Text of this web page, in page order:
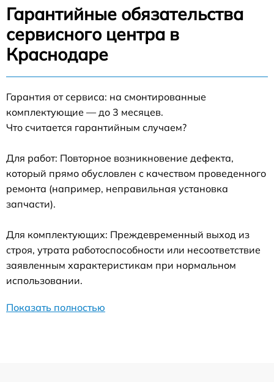
Гарантийные обязательства
сервисного центра в
Краснодаре
Гарантия от сервиса: на смонтированные
комплектующие — до 3 месяцев.
Что считается гарантийным случаем?
Для работ: Повторное возникновение дефекта,
который прямо обусловлен с качеством проведенного
ремонта (например, неправильная установка
запчасти).
Для комплектующих: Преждевременный выход из
строя, утрата работоспособности или несоответствие
заявленным характеристикам при нормальном
использовании.
Показать полностью